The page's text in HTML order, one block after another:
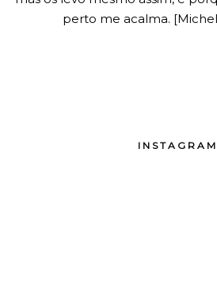
perto me acalma.
INSTAGRAM